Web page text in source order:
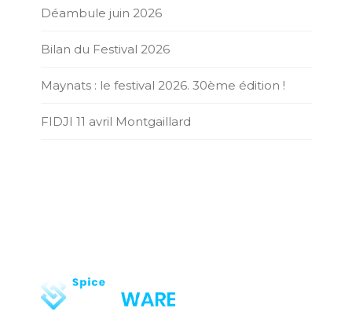
Déambule juin 2026
Bilan du Festival 2026
Maynats : le festival 2026. 30ème édition !
FIDJI 11 avril Montgaillard